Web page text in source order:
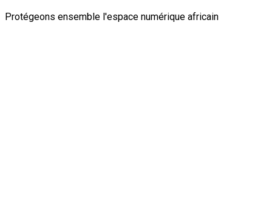
Protégeons ensemble l'espace numérique africain